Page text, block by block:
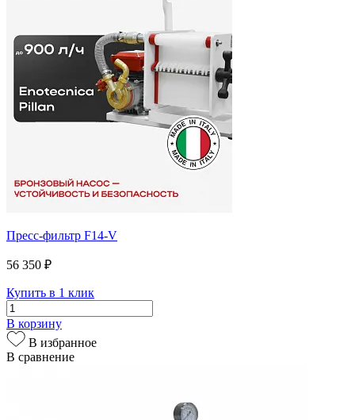
Пресс-фильтр F14-V
56 350 ₽
Купить в 1 клик
В корзину
В избранное
В сравнение